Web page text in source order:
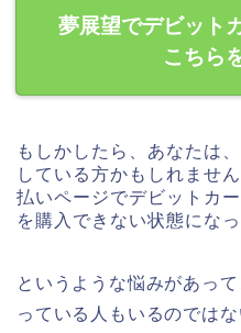
夢展望でデビット
こちら
もしかしたら、あなたは
している方かもしれませ
払いページでデビットカ
を購入できない状態にな
というような悩みがあっ
っている人もいるのでは